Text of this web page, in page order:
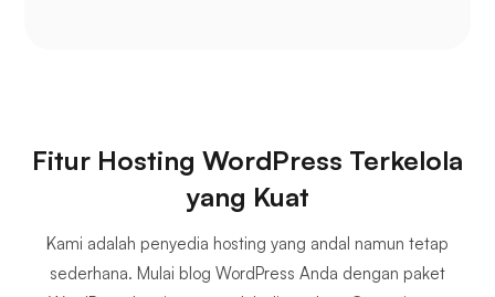
Fitur Hosting WordPress Terkelola
yang Kuat
Kami adalah penyedia hosting yang andal namun tetap
sederhana. Mulai blog WordPress Anda dengan paket